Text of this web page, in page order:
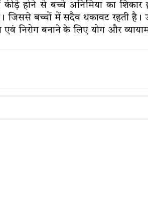
होने से बच्चे अनिमिया का शिकार
जिससे बच्चों में सदैव थकावट रहती है।
निरोग बनाने के लिए योग और